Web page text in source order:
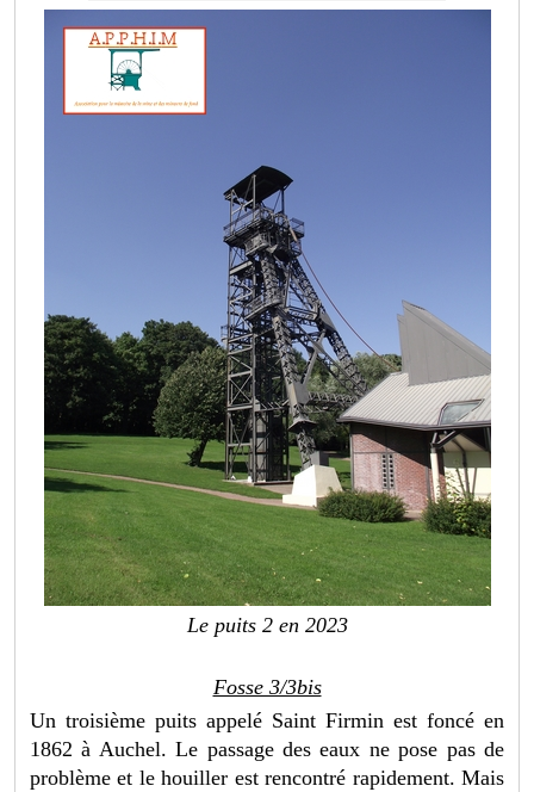
Le puits 2 en 2023
Fosse 3/3bis
Un troisième puits appelé Saint Firmin est foncé en
1862 à Auchel. Le passage des eaux ne pose pas de
problème et le houiller est rencontré rapidement. Mais